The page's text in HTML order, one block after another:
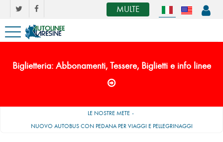
MULTE
Biglietteria: Abbonamenti, Tessere, Biglietti e info linee
LE NOSTRE METE
NUOVO AUTOBUS CON PEDANA PER VIAGGI E PELLEGRINAGGI